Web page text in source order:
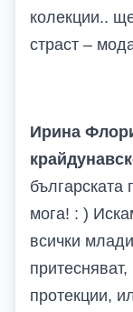
колекции..
страст –
Ирина
българската
мога! : )
всички
протекции,